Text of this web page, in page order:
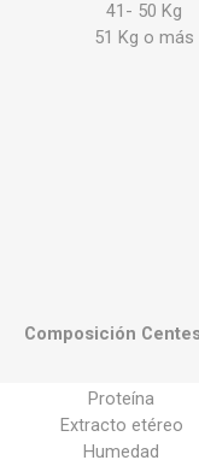
41- 50 Kg
51 Kg o más
Composición
Proteína
Extracto etéreo
Humedad